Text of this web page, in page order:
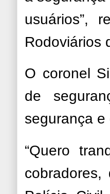
usuários”,
Rodoviários
O coronel
de
segurança e
“Quero